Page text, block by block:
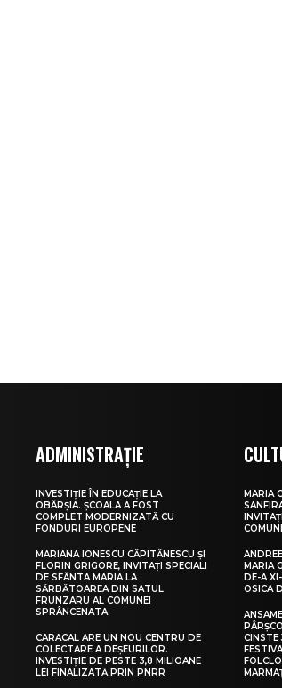
ADMINISTRAȚIE
INVESTIȚIE ÎN EDUCAȚIE LA
OBÂRȘIA. ȘCOALA A FOST
COMPLET MODERNIZATĂ CU
FONDURI EUROPENE
MARIANA IONESCU CĂPITĂNESCU ȘI
FLORIN GRIGORE, INVITAȚI SPECIALI
DE SFÂNTA MARIA LA
SĂRBĂTOAREA DIN SATUL
FRUNZARU AL COMUNEI
SPRÂNCENATA
CARACAL ARE UN NOU CENTRU DE
COLECTARE A DEȘEURILOR.
INVESTIȚIE DE PESTE 3,8 MILIOANE
LEI FINALIZATĂ PRIN PNRR
MARIA
MARIA
DE-A
OSICA
CINSTE